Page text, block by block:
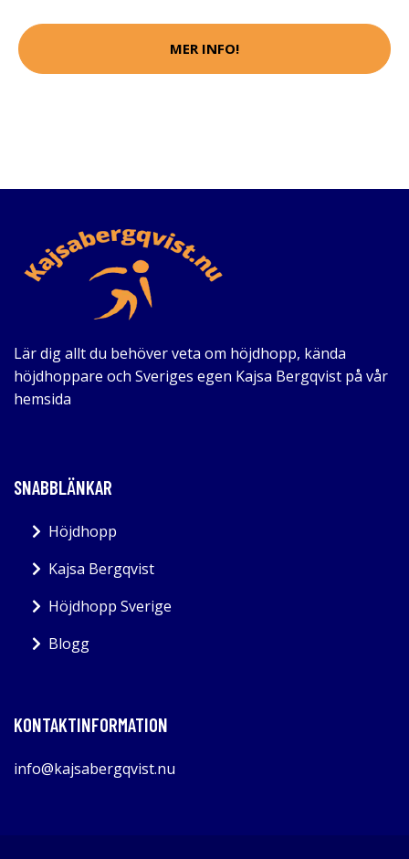
MER INFO!
Lär dig allt du behöver veta om höjdhopp, kända
höjdhoppare och Sveriges egen Kajsa Bergqvist på vår
hemsida
SNABBLÄNKAR
Höjdhopp
Kajsa Bergqvist
Höjdhopp Sverige
Blogg
KONTAKTINFORMATION
info@kajsabergqvist.nu